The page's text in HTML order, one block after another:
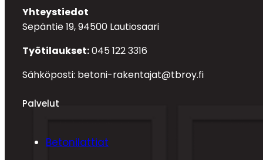
Yhteystiedot
Sepäntie 19, 94500 Lautiosaari
Työtilaukset:045 122 3316
Sähköposti: betoni-rakentajat@tbroy.fi
Palvelut
Betonilattiat